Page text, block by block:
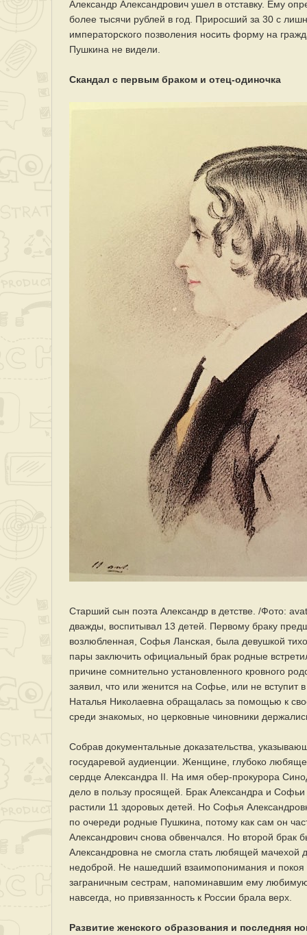
Александр Александрович ушел в отставку. Ему
более тысячи рублей в год. Приросший за 30 с
императорского позволения носить форму на
Пушкина не видели.
Скандал с первым браком и отец-одиночка
Старший сын поэта Александр в детстве. /Фото:
дважды, воспитывал 13 детей. Первому браку
возлюбленная, Софья Ланская, была девушкой
пары заключить официальный брак родные
причине сомнительно установленного кровного
заявил, что или женится на Софье, или не вступит
Наталья Николаевна обращалась за помощью к
среди знакомых, но церковные чиновники
Собрав документальные доказательства,
государевой аудиенции. Женщине, глубоко
сердце Александра II. На имя обер-прокурора
дело в пользу просящей. Брак Александра и
растили 11 здоровых детей. Но Софья
по очереди родные Пушкина, потому как сам он
Александрович снова обвенчался. Но второй брак
Александровна не смогла стать любящей
недоброй. Не нашедший взаимопонимания и покоя
заграничным сестрам, напоминавшим ему
навсегда, но привязанность к России брала верх.
Развитие женского образования и последняя